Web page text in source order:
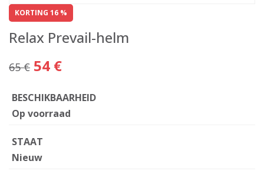
KORTING 16 %
Relax Prevail-helm
65 € 54 €
BESCHIKBAARHEID
Op voorraad
STAAT
Nieuw